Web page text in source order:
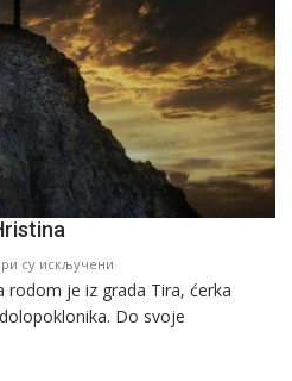
су искључени
Svеta
vеlikоmučеnica
rodom je iz grada Tira, ćerka
Dо svоје